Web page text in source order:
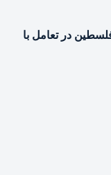
در تعامل با